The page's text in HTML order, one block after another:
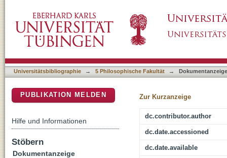
Disziplinen aus Anlass eines
Universitätsbibliographie → 5 Philosophische Fakultät → Dokumentanzeige
Zur Kurzanzeige
dc.contributor.author
dc.date.accessioned
dc.date.available
PUBLIKATION MELDEN
Hilfe und Informationen
Stöbern
Dokumentanzeige